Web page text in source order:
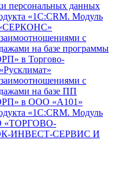
персональных данных
«1С:CRM. Модуль
«СЕРКОНС»
с
на базе программы
в Торгово-
с
на базе ПП
в ООО «А101»
«1С:CRM. Модуль
«ТОРГОВО-
ИНВЕСТ-СЕРВИС И